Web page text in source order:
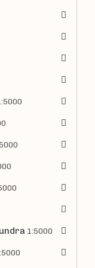
1:5000